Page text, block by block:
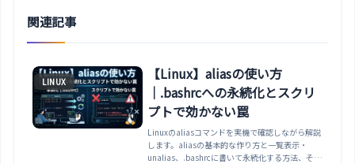
関連記事
LINUX
【Linux】aliasの使い方
｜.bashrcへの永続化とスクリ
プトで効かない罠
Linuxのaliasコマンドを実機で確認しながら解説
します。aliasの基本的な作り方と一覧表示・
unalias、.bashrcに書いて永続化する方法、そし